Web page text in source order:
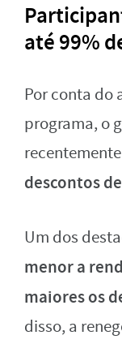
até 99%
Por conta do
programa, o
descontos
Um dos
menor a
maiores os
disso, a